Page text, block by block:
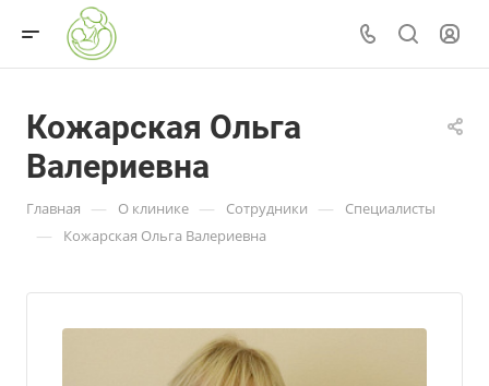
Кожарская Ольга
Валериевна
Главная — О клинике — Сотрудники — Специалисты
— Кожарская Ольга Валериевна